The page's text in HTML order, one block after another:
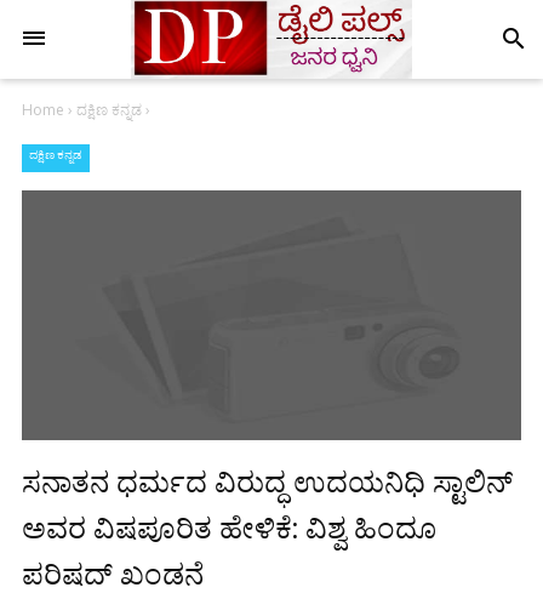
search
Home › ದಕ್ಷಿಣ ಕನ್ನಡ›
ದಕ್ಷಿಣ ಕನ್ನಡ
ಸನಾತನ ಧರ್ಮದ ವಿರುದ್ಧ ಉದಯನಿಧಿ ಸ್ಟಾಲಿನ್
ಅವರ ವಿಷಪೂರಿತ ಹೇಳಿಕೆ: ವಿಶ್ವ ಹಿಂದೂ
ಪರಿಷದ್ ಖಂಡನೆ